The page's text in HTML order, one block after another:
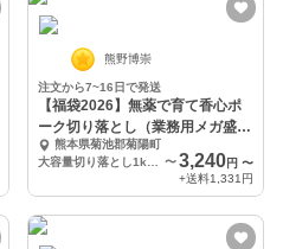
熊野博崇
注文から7~16日で発送
【福袋2026】無薬で育て香心ポ
ーク切り落とし（業務用メガ盛
り）熊本県菊池郡菊陽町
〜3,240円 〜
+送料1,331円